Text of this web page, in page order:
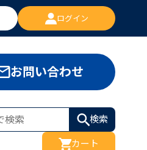
ログイン
お問い合わせ
検索
カート